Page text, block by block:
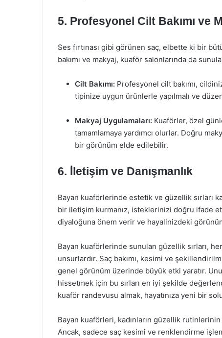
5. Profesyonel Cilt Bakımı ve
Ses fırtınası gibi görünen saç, elbette ki bir
bakımı ve makyaj, kuaför salonlarında da
Cilt Bakımı: Profesyonel cilt bakımı,
tipinize uygun ürünlerle yapılmalı ve
Makyaj Uygulamaları: Kuaförler, özel
tamamlamaya yardımcı olurlar. Doğru
bir görünüm elde edilebilir.
6. İletişim ve Danışmanlık
Bayan kuaförlerinde estetik ve güzellik sırları
bir iletişim kurmanız, isteklerinizi doğru ifade
diyaloğuna önem verir ve hayalinizdeki
Bayan kuaförlerinde sunulan güzellik sırları,
unsurlardır. Saç bakımı, kesimi ve
genel görünüm üzerinde büyük etki yaratır.
hissetmek için bu sırları en iyi şekilde
kuaför randevusu almak, hayatınıza yeni bir
Bayan kuaförleri, kadınların güzellik rutinlerinin
Ancak, sadece saç kesimi ve renklendirme